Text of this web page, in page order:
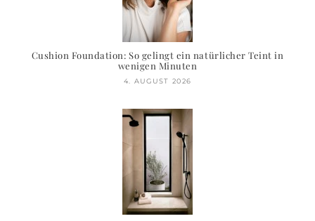
Cushion Foundation: So gelingt ein natürlicher Teint in
wenigen Minuten
4. AUGUST 2026